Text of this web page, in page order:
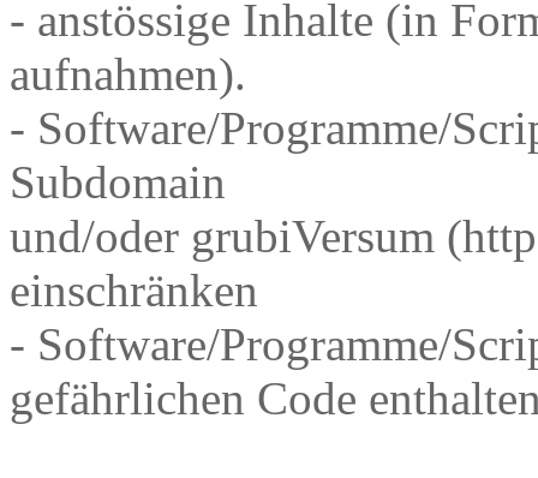
- anstössige Inhalte (in
aufnahmen).
- Software/Programme/
Subdomain
und/oder grubiVersum
einschränken
- Software/Programme/
gefährlichen Code